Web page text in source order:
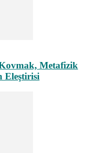
Metafizik
Eleştirisi